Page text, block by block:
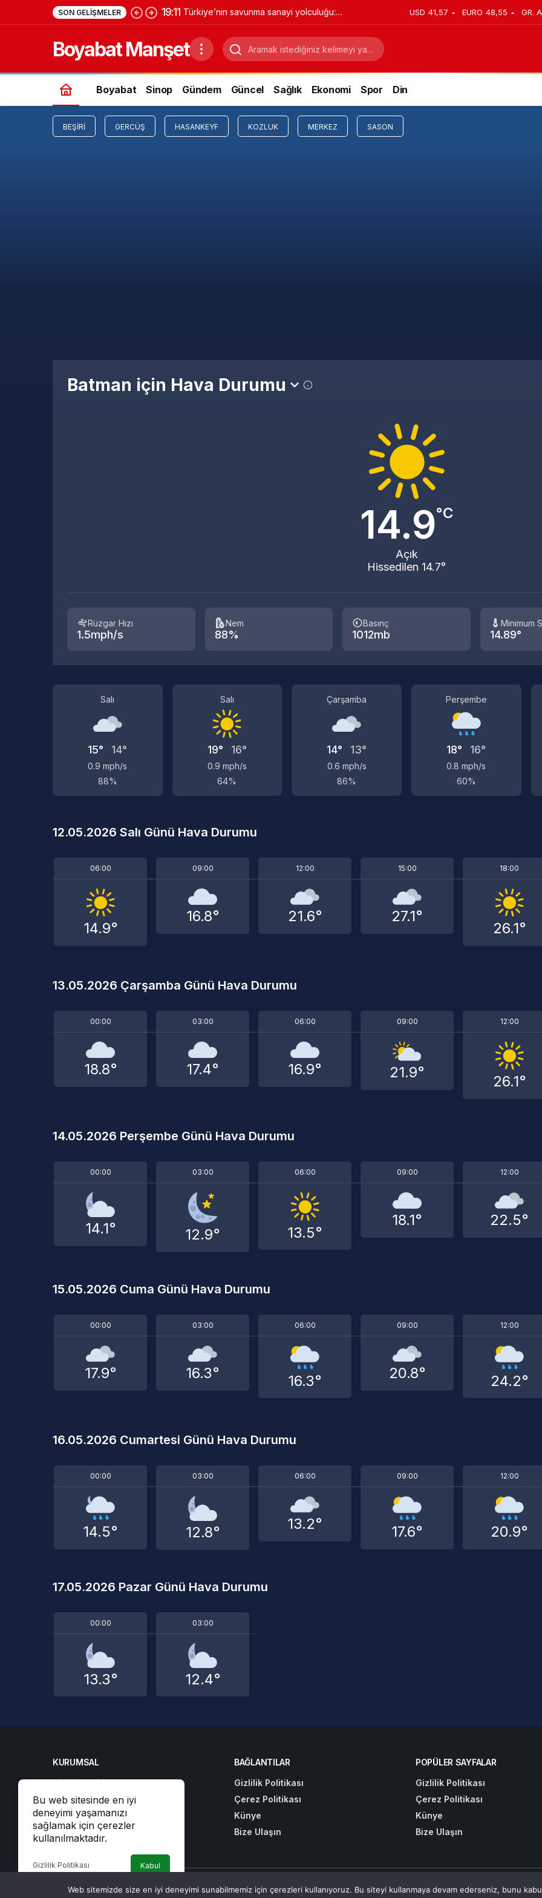
SON GELIŞMELER 19:11 Türkiye’nin savunma sanayi yolculuğu:
Yıldırımhan’a uzanan stratejik dönüşüm
USD 41,57 EURO 48,55 GR.
Boyabat Manşet
Boyabat Sinop Gündem Güncel Sağlık Ekonomi Spor Din
BEŞIRI GERCÜŞ HASANKEYF KOZLUK MERKEZ SASON
Batman için Hava Durumu
14.9°C
Açık
Hissedilen 14.7°
Rüzgar Hızı
1.5mph/s
Nem
88%
Basınç
1012mb
Minimum
14.89°
Salı
15° 14°
0.9 mph/s
88%
Salı
19° 16°
0.9 mph/s
64%
Çarşamba
14° 13°
0.6 mph/s
86%
Perşembe
18° 16°
0.8 mph/s
60%
12.05.2026 Salı Günü Hava Durumu
06:00
14.9°
09:00
16.8°
12:00
21.6°
15:00
27.1°
18:00
26.1°
13.05.2026 Çarşamba Günü Hava Durumu
00:00
18.8°
03:00
17.4°
06:00
16.9°
09:00
21.9°
12:00
26.1°
14.05.2026 Perşembe Günü Hava Durumu
00:00
14.1°
03:00
12.9°
06:00
13.5°
09:00
18.1°
12:00
22.5°
15.05.2026 Cuma Günü Hava Durumu
00:00
17.9°
03:00
16.3°
06:00
16.3°
09:00
20.8°
12:00
24.2°
16.05.2026 Cumartesi Günü Hava Durumu
00:00
14.5°
03:00
12.8°
06:00
13.2°
09:00
17.6°
12:00
20.9°
17.05.2026 Pazar Günü Hava Durumu
00:00
13.3°
03:00
12.4°
Bu web sitesinde en iyi
deneyimi yaşamanızı
sağlamak için çerezler
kullanılmaktadır.
Gizlilik Politikası Kabul
KURUMSAL
Gizlilik Politikası
Çerez Politikası
Künye
Bize Ulaşın
BAĞLANTILAR
Gizlilik Politikası
Çerez Politikası
Künye
Bize Ulaşın
POPÜLER SAYFALAR
Gizlilik Politikası
Çerez Politikası
Künye
Bize Ulaşın
© Telif Hakkı 2026, Tüm Hakları Saklıdır | Alanalp İnternet Çözümler Çerez Politikası Gizlilik
Web sitemizde size en iyi deneyimi sunabilmemiz için çerezleri kullanıyoruz. Bu siteyi kullanmaya devam ederseniz, bunu